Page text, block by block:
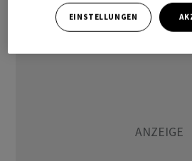
Prozent mehr, schreibt der SGB.
EINSTELLUNGEN